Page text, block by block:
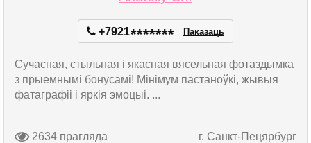
+7921******* Паказаць
Сучасная, стыльная і якасная вясельная фотаздымка
з прыемнымі бонусамі! Мінімум пастаноўкі, жывыя
фатаграфіі і яркія эмоцыі. ...
2634 прагляда
г. Санкт-Пецярбург